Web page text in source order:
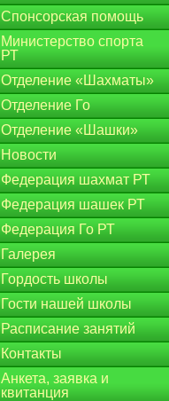
Спонсорская помощь
Министерство спорта
РТ
Отделение «Шахматы»
Отделение Го
Отделение «Шашки»
Новости
Федерация шахмат РТ
Федерация шашек РТ
Федерация Го РТ
Галерея
Гордость школы
Гости нашей школы
Расписание занятий
Контакты
Анкета, заявка и
квитанция